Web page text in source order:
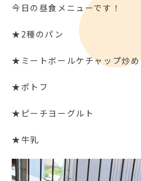
今日の昼食メニューです！
★2種のパン
★ミートボールケチャップ炒め
★ポトフ
★ピーチヨーグルト
★牛乳